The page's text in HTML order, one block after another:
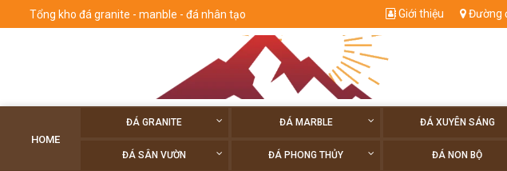
Tổng kho đá granite - manble - đá nhân tạo Giới thiệu Đường
HOME
ĐÁ GRANITE ĐÁ MARBLE ĐÁ XUYÊN SÁNG
ĐÁ SÂN VƯỜN ĐÁ PHONG THỦY ĐÁ NON BỘ